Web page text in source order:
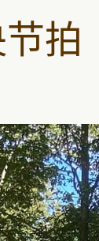
拍